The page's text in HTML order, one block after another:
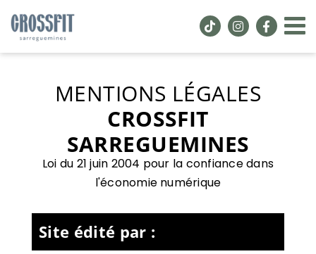
au
contenu
MENTIONS LÉGALES
CROSSFIT
SARREGUEMINES
Loi du 21 juin 2004 pour la confiance dans
l'économie numérique
Site édité par :